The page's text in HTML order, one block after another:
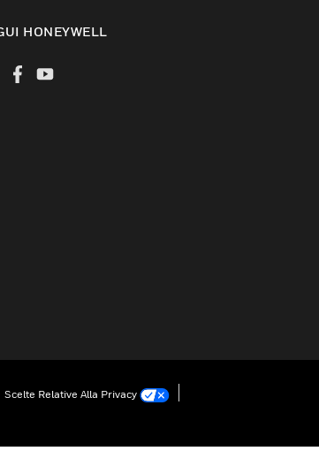
HONEYWELL
Scelte Relative Alla Privacy